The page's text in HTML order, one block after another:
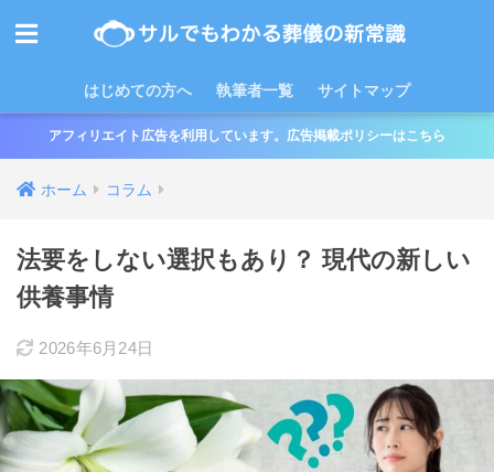
はじめての方へ 執筆者一覧 サイトマップ
アフィリエイト広告を利用しています。広告掲載ポリシーはこちら
ホーム コラム
法要をしない選択もあり？ 現代の新しい
供養事情
2026年6月24日